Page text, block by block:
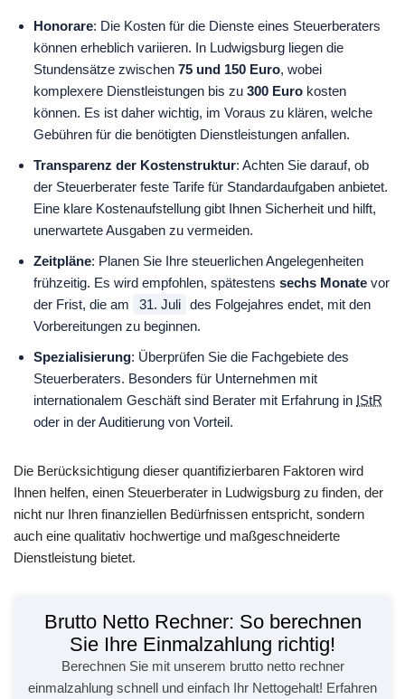
Honorare: Die Kosten für die Dienste eines Steuerberaters
können erheblich variieren. In Ludwigsburg liegen die
Stundensätze zwischen75 und 150 Euro, wobei
komplexere Dienstleistungen bis zu300 Euro kosten
können. Es ist daher wichtig, im Voraus zu klären, welche
Gebühren für die benötigten Dienstleistungen anfallen.
Transparenz der Kostenstruktur: Achten Sie darauf, ob
der Steuerberater feste Tarife für Standardaufgaben anbietet.
Eine klare Kostenaufstellung gibt Ihnen Sicherheit und hilft,
unerwartete Ausgaben zu vermeiden.
Zeitpläne: Planen Sie Ihre steuerlichen Angelegenheiten
frühzeitig. Es wird empfohlen, spätestenssechs Monate vor
der Frist, die am
31. Juli
des Folgejahres endet, mit den
Vorbereitungen zu beginnen.
Spezialisierung: Überprüfen Sie die Fachgebiete des
Steuerberaters. Besonders für Unternehmen mit
internationalem Geschäft sind Berater mit Erfahrung in IStR
oder in der Auditierung von Vorteil.
Die Berücksichtigung dieser quantifizierbaren Faktoren wird
Ihnen helfen, einen Steuerberater in Ludwigsburg zu finden, der
nicht nur Ihren finanziellen Bedürfnissen entspricht, sondern
auch eine qualitativ hochwertige und maßgeschneiderte
Dienstleistung bietet.
Brutto Netto Rechner: So berechnen
Sie Ihre Einmalzahlung richtig!
Berechnen Sie mit unserem brutto netto rechner
einmalzahlung schnell und einfach Ihr Nettogehalt! Erfahren